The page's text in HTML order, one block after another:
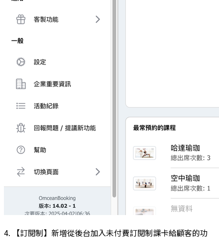
4. 【訂閱制】新增從後台加入未付費訂閱制課卡給顧客的功